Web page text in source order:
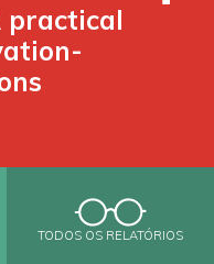
practical
TODOS OS RELATÓRIOS